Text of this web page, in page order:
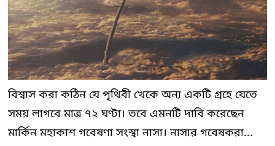
বিশ্বাস করা কঠিন যে পৃথিবী খেকে অন্য একটি গ্রহে যেতে
সময় লাগবে মাত্র ৭২ ঘণ্টা। তবে এমনটি দাবি করেছেন
মার্কিন মহাকাশ গবেষণা সংস্থা নাসা। নাসার গবেষকরা...